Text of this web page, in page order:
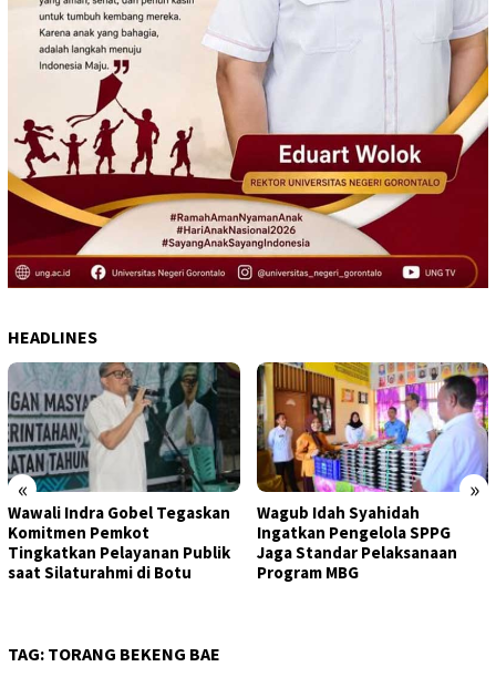
HEADLINES
« »
Wawali Indra Gobel Tegaskan
Komitmen Pemkot
Tingkatkan Pelayanan Publik
saat Silaturahmi di Botu
Wagub Idah Syahidah
Ingatkan Pengelola SPPG
Jaga Standar Pelaksanaan
Program MBG
TAG: TORANG BEKENG BAE